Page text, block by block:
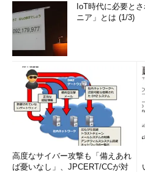
IoT時代に必要と
ニア」とは (1/3)
高度なサイバー攻撃も「備えあれ
ば憂いなし」、JPCERT/CCが対